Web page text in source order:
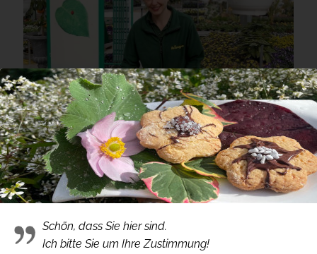
Frühlingsgefühle bei Hinze
Frühlingsgefühle bei Hinze
Schön, dass Sie hier sind.
Ich bitte Sie um Ihre Zustimmung!